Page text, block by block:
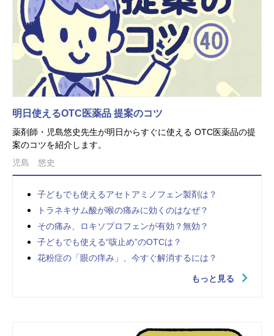
明日使えるOTC医薬品 提案のコツ
薬剤師・児島悠史先生が明日からすぐに使える OTC医薬品の提
案のコツを紹介します。
児島 悠史
子どもでも使えるアセトアミノフェン製剤は？
トラネキサム酸が喉の痛みに効くのはなぜ？
その痛み、ロキソプロフェンが有効？無効？
子どもでも使える“咳止め”のOTCは？
花粉症の「眼の痒み」、今すぐ解消するには？
もっと見る